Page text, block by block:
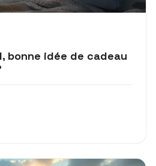
bonne idée de cadeau